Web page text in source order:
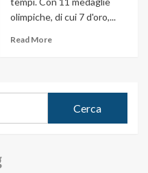
olimpiche, di cui 7 d'oro,...
Read More